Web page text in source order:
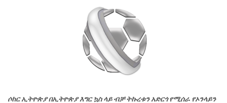
ሶከር ኢትዮጵያ በኢትዮጵያ እግር ኳስ ላይ ብቻ ትኩረቱን አድርጎ የሚሰራ የኦንላይን